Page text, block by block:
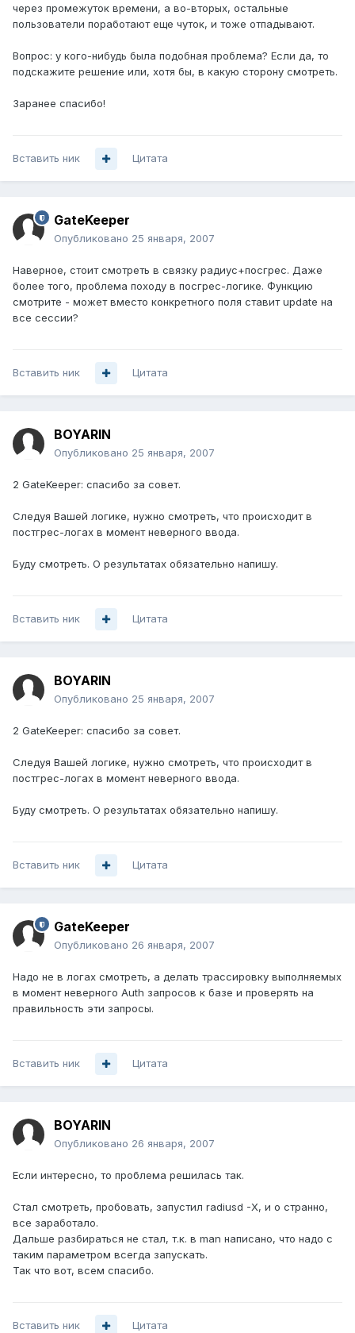
через промежуток времени, а во-вторых, остальные
пользователи поработают еще чуток, и тоже отпадывают.
Вопрос: у кого-нибудь была подобная проблема? Если да, то
подскажите решение или, хотя бы, в какую сторону смотреть.
Заранее спасибо!
Вставить ник Цитата
GateKeeper
Опубликовано 25 января, 2007
Наверное, стоит смотреть в связку радиус+посгрес. Даже
более того, проблема походу в посгрес-логике. Функцию
смотрите - может вместо конкретного поля ставит update на
все сессии?
Вставить ник Цитата
BOYARIN
Опубликовано 25 января, 2007
2 GateKeeper: спасибо за совет.
Следуя Вашей логике, нужно смотреть, что происходит в
постгрес-логах в момент неверного ввода.
Буду смотреть. О результатах обязательно напишу.
Вставить ник Цитата
BOYARIN
Опубликовано 25 января, 2007
2 GateKeeper: спасибо за совет.
Следуя Вашей логике, нужно смотреть, что происходит в
постгрес-логах в момент неверного ввода.
Буду смотреть. О результатах обязательно напишу.
Вставить ник Цитата
GateKeeper
Опубликовано 26 января, 2007
Надо не в логах смотреть, а делать трассировку выполняемых
в момент неверного Auth запросов к базе и проверять на
правильность эти запросы.
Вставить ник Цитата
BOYARIN
Опубликовано 26 января, 2007
Если интересно, то проблема решилась так.
Стал смотреть, пробовать, запустил radiusd -X, и о странно,
все заработало.
Дальше разбираться не стал, т.к. в man написано, что надо с
таким параметром всегда запускать.
Так что вот, всем спасибо.
Вставить ник Цитата